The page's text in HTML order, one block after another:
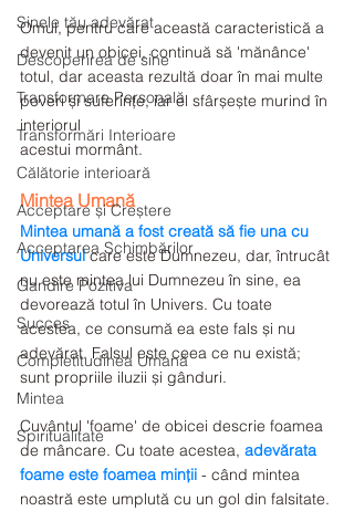
Sinele tău adevărat
Descoperirea de sine
Transformare Personală
Transformări Interioare
Călătorie interioară
Acceptare și Creștere
Acceptarea Schimbărilor
Gandire Pozitiva
Succes
Completitudinea Umană
Mintea
Spiritualitate
Omul, pentru care această caracteristică a
devenit un obicei, continuă să 'mănânce'
totul, dar aceasta rezultă doar în mai multe
poveri și suferințe, iar el sfârșește murind în
interiorul
acestui mormânt.
Mintea Umană
Mintea umană a fost creată să fie una cu
Universul care este Dumnezeu, dar, întrucât
nu este mintea lui Dumnezeu în sine, ea
devorează totul în Univers. Cu toate
acestea, ce consumă ea este fals și nu
adevărat. Falsul este ceea ce nu există;
sunt propriile iluzii și gânduri.
Cuvântul 'foame' de obicei descrie foamea
de mâncare. Cu toate acestea, adevărata
foame este foamea minții - când mintea
noastră este umplută cu un gol din falsitate.